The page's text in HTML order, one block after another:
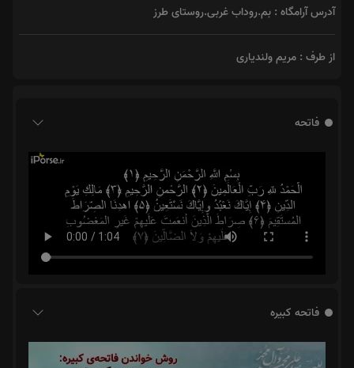
آدرس آرامگاه : بم.روداب غربی.روستای طرز
از طرف : مریم ولندیاری
فاتحه
فاتحه کبیره